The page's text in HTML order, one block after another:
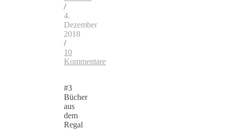
/
4.
Dezember
2018
/
10
Kommentare
#3
Bücher
aus
dem
Regal